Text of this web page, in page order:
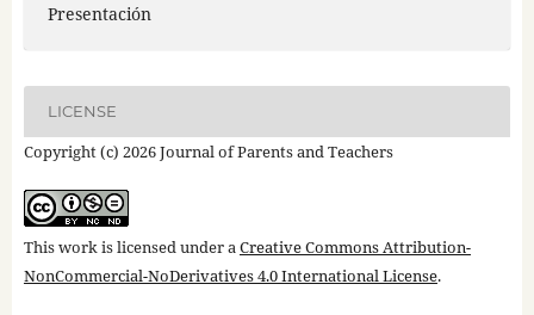
Presentación
LICENSE
Copyright (c) 2026 Journal of Parents and Teachers
This work is licensed under aCreative Commons Attribution-
NonCommercial-NoDerivatives 4.0 International License.